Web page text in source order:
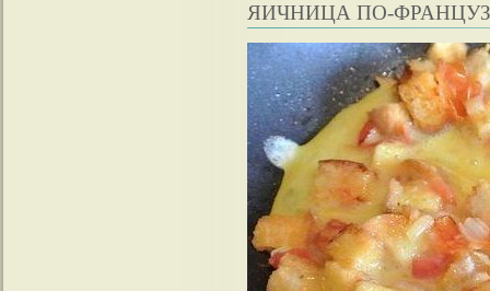
ЯИЧНИЦА ПО-